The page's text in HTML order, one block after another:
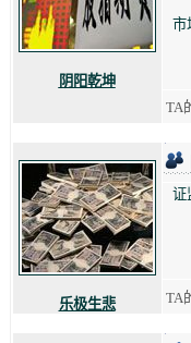
阴阳乾坤
市
TA
乐极生悲
证
TA